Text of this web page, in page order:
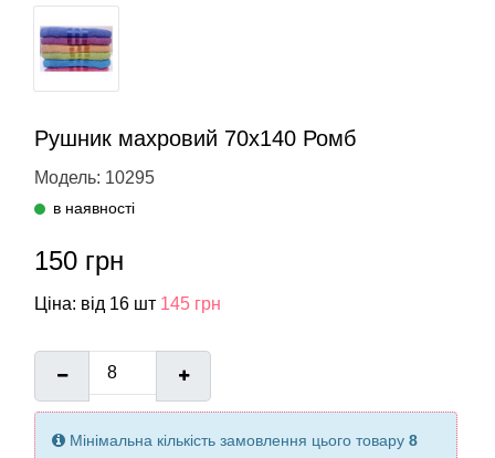
Рушник махровий 70х140 Ромб
Модель: 10295
в наявності
150 грн
Ціна: від 16 шт 145 грн
Мінімальна кількість замовлення цього товару 8